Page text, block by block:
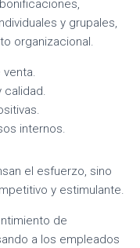
y grupales,
organizacional.
calidad.
internos.
el esfuerzo, sino
y estimulante.
de
a los empleados